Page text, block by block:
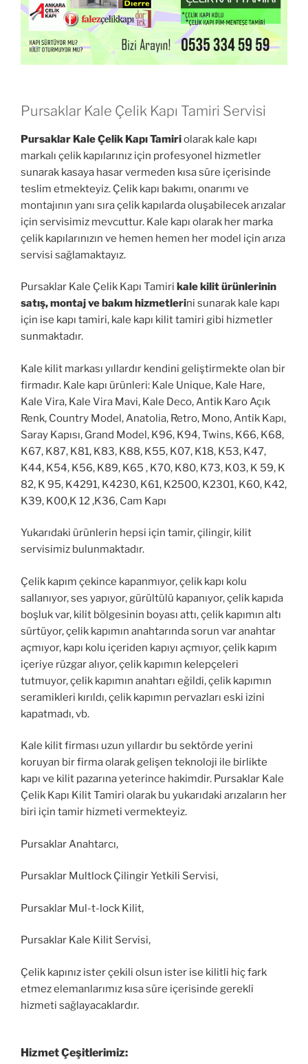
Pursaklar Kale Çelik Kapı Tamiri Servisi
Pursaklar Kale Çelik Kapı Tamiriolarak kale kapı
markalı çelik kapılarınız için profesyonel hizmetler
sunarak kasaya hasar vermeden kısa süre içerisinde
teslim etmekteyiz. Çelik kapı bakımı, onarımı ve
montajının yanı sıra çelik kapılarda oluşabilecek arızalar
için servisimiz mevcuttur. Kale kapı olarak her marka
çelik kapılarınızın ve hemen hemen her model için arıza
servisi sağlamaktayız.
Pursaklar Kale Çelik Kapı Tamiri kale kilit ürünlerinin
satış, montaj ve bakım hizmetlerini sunarak kale kapı
için ise kapı tamiri, kale kapı kilit tamiri gibi hizmetler
sunmaktadır.
Kale kilit markası yıllardır kendini geliştirmekte olan bir
firmadır. Kale kapı ürünleri: Kale Unique, Kale Hare,
Kale Vira, Kale Vira Mavi, Kale Deco, Antik Karo Açık
Renk, Country Model, Anatolia, Retro, Mono, Antik Kapı,
Saray Kapısı, Grand Model, K96, K94, Twins, K66, K68,
K67, K87, K81, K83, K88, K55, K07, K18, K53, K47,
K44, K54, K56, K89, K65 , K70, K80, K73, K03, K 59, K
82, K 95, K4291, K4230, K61, K2500, K2301, K60, K42,
K39, K00,K 12 ,K36, Cam Kapı
Yukarıdaki ürünlerin hepsi için tamir, çilingir, kilit
servisimiz bulunmaktadır.
Çelik kapım çekince kapanmıyor, çelik kapı kolu
sallanıyor, ses yapıyor, gürültülü kapanıyor, çelik kapıda
boşluk var, kilit bölgesinin boyası attı, çelik kapımın altı
sürtüyor, çelik kapımın anahtarında sorun var anahtar
açmıyor, kapı kolu içeriden kapıyı açmıyor, çelik kapım
içeriye rüzgar alıyor, çelik kapımın kelepçeleri
tutmuyor, çelik kapımın anahtarı eğildi, çelik kapımın
seramikleri kırıldı, çelik kapımın pervazları eski izini
kapatmadı, vb.
Kale kilit firması uzun yıllardır bu sektörde yerini
koruyan bir firma olarak gelişen teknoloji ile birlikte
kapı ve kilit pazarına yeterince hakimdir. Pursaklar Kale
Çelik Kapı Kilit Tamiri olarak bu yukarıdaki arızaların her
biri için tamir hizmeti vermekteyiz.
Pursaklar Anahtarcı,
Pursaklar Multlock Çilingir Yetkili Servisi,
Pursaklar Mul-t-lock Kilit,
Pursaklar Kale Kilit Servisi,
Çelik kapınız ister çekili olsun ister ise kilitli hiç fark
etmez elemanlarımız kısa süre içerisinde gerekli
hizmeti sağlayacaklardır.
Hizmet Çeşitlerimiz: